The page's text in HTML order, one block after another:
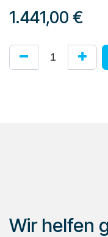
1.441,00 €
Wir helfen